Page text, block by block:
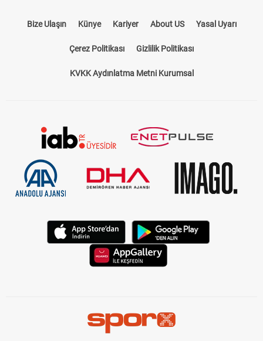
Bize Ulaşın Künye Kariyer About US Yasal Uyarı
Çerez Politikası Gizlilik Politikası
KVKK Aydınlatma Metni Kurumsal